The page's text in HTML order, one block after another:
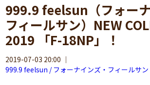
999.9 feelsun（フォー
フィールサン）NEW
2019 「F-18NP」！
2019-07-03 20:00 ｜
999.9 feelsun / フォーナインズ・フィールサン